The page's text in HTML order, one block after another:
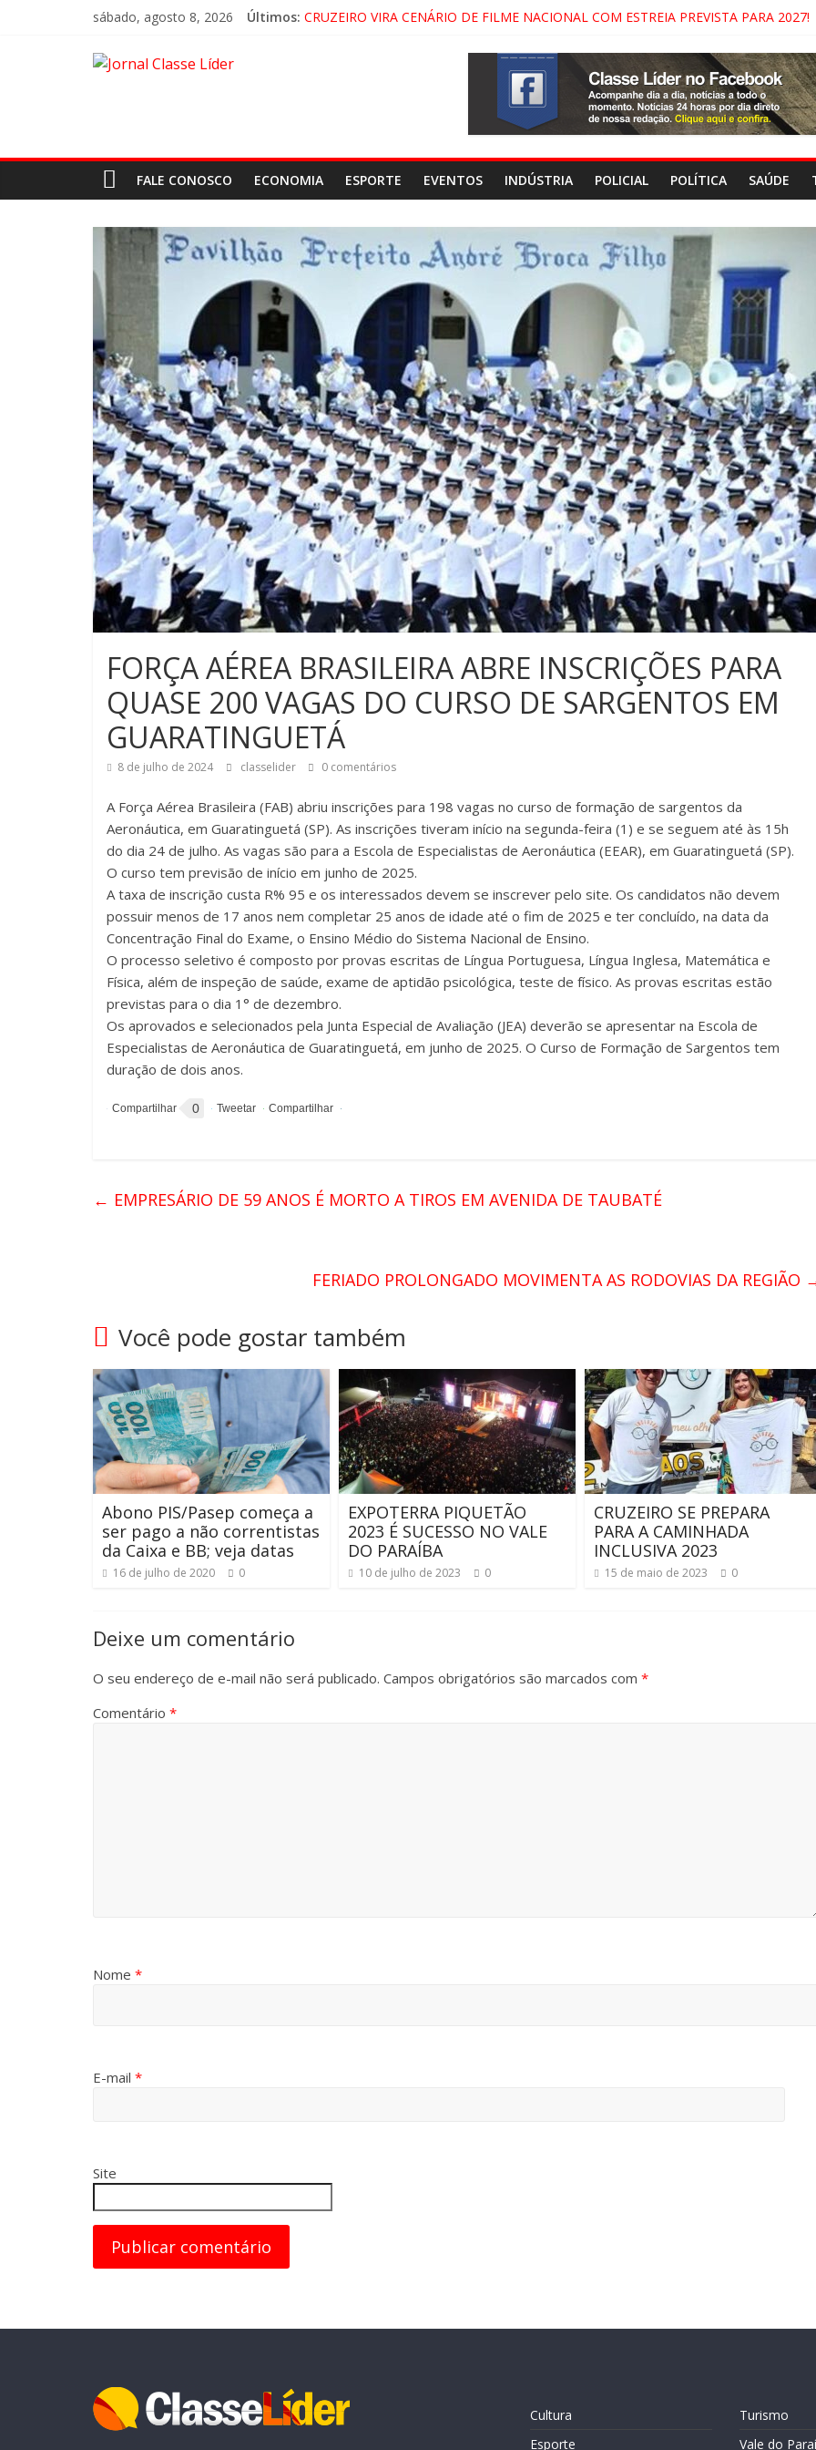
sábado, agosto 8, 2026 Últimos: CRUZEIRO VIRA CENÁRIO DE FILME NACIONAL COM ESTREIA PREVISTA PARA 2027!
“HÁ PRESENÇA DO COMANDO VERMELHO NO VALE”, AFIRMA PROMOTOR DO
ACESSO À APARECIDA NA DUTRA SERÁ BLOQUEADO NO FIM DE SEMANA;
🚨 LORENA, PINDAMONHANGABA E QUELUZ NA RETA FINAL PELA FÁBRICA DA
FALE CONOSCO ECONOMIA ESPORTE EVENTOS INDÚSTRIA POLICIAL POLÍTICA SAÚDE
FORÇA AÉREA BRASILEIRA ABRE INSCRIÇÕES PARA
QUASE 200 VAGAS DO CURSO DE SARGENTOS EM
GUARATINGUETÁ
8 de julho de 2024 classelider 0 comentários
A Força Aérea Brasileira (FAB) abriu inscrições para 198 vagas no curso de formação de sargentos da
Aeronáutica, em Guaratinguetá (SP). As inscrições tiveram início na segunda-feira (1) e se seguem até às 15h
do dia 24 de julho. As vagas são para a Escola de Especialistas de Aeronáutica (EEAR), em Guaratinguetá (SP).
O curso tem previsão de início em junho de 2025.
A taxa de inscrição custa R% 95 e os interessados devem se inscrever pelo site. Os candidatos não devem
possuir menos de 17 anos nem completar 25 anos de idade até o fim de 2025 e ter concluído, na data da
Concentração Final do Exame, o Ensino Médio do Sistema Nacional de Ensino.
O processo seletivo é composto por provas escritas de Língua Portuguesa, Língua Inglesa, Matemática e
Física, além de inspeção de saúde, exame de aptidão psicológica, teste de físico. As provas escritas estão
previstas para o dia 1° de dezembro.
Os aprovados e selecionados pela Junta Especial de Avaliação (JEA) deverão se apresentar na Escola de
Especialistas de Aeronáutica de Guaratinguetá, em junho de 2025. O Curso de Formação de Sargentos tem
duração de dois anos.
0
← EMPRESÁRIO DE 59 ANOS É MORTO A TIROS EM AVENIDA DE TAUBATÉ
FERIADO PROLONGADO MOVIMENTA AS RODOVIAS DA REGIÃO
Você pode gostar também
Abono PIS/Pasep começa a
ser pago a não correntistas
da Caixa e BB; veja datas
16 de julho de 2020 0
EXPOTERRA PIQUETÃO
2023 É SUCESSO NO VALE
DO PARAÍBA
10 de julho de 2023 0
CRUZEIRO SE PREPARA
PARA A CAMINHADA
INCLUSIVA 2023
15 de maio de 2023 0
Deixe um comentário
O seu endereço de e-mail não será publicado. Campos obrigatórios são marcados com *
Comentário *
Nome *
E-mail *
Site
Cultura
Esporte
Turismo
Vale do